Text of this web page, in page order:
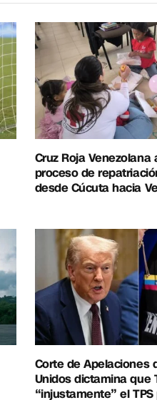
Cruz Roja Venezolana
proceso de
desde Cúcuta hacia
Corte de Apelaciones
Unidos dictamina que
“injustamente” el